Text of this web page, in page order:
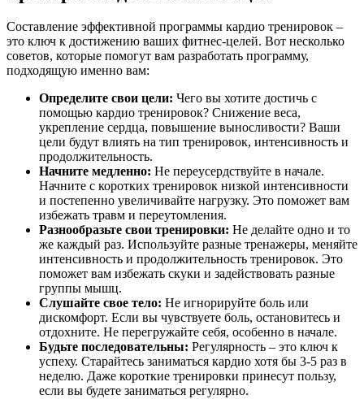
Составление эффективной программы кардио тренировок –
это ключ к достижению ваших фитнес-целей. Вот несколько
советов, которые помогут вам разработать программу,
подходящую именно вам:
Определите свои цели: Чего вы хотите достичь с
помощью кардио тренировок? Снижение веса,
укрепление сердца, повышение выносливости? Ваши
цели будут влиять на тип тренировок, интенсивность и
продолжительность.
Начните медленно: Не переусердствуйте в начале.
Начните с коротких тренировок низкой интенсивности
и постепенно увеличивайте нагрузку. Это поможет вам
избежать травм и переутомления.
Разнообразьте свои тренировки: Не делайте одно и то
же каждый раз. Используйте разные тренажеры, меняйте
интенсивность и продолжительность тренировок. Это
поможет вам избежать скуки и задействовать разные
группы мышц.
Слушайте свое тело: Не игнорируйте боль или
дискомфорт. Если вы чувствуете боль, остановитесь и
отдохните. Не перегружайте себя, особенно в начале.
Будьте последовательны: Регулярность – это ключ к
успеху. Старайтесь заниматься кардио хотя бы 3-5 раз в
неделю. Даже короткие тренировки принесут пользу,
если вы будете заниматься регулярно.